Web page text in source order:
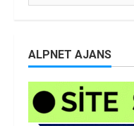
ALPNET AJANS